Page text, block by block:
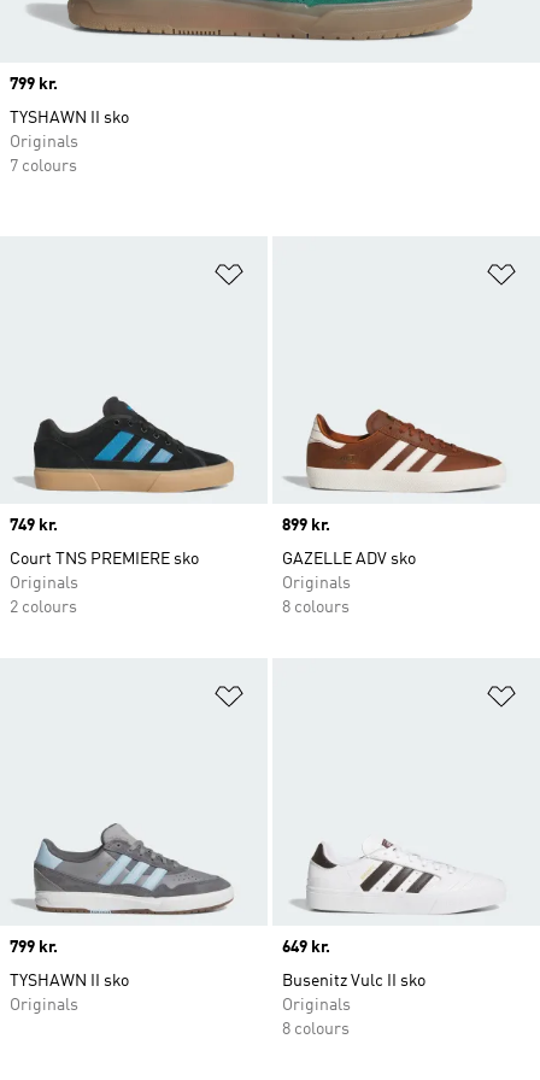
Price
749 kr.
Court TNS PREMIERE sko
Originals
2 colours
Price
899 kr.
GAZELLE ADV sko
Originals
8 colours
Price
799 kr.
TYSHAWN II sko
Originals
Price
649 kr.
Busenitz Vulc II sko
Originals
8 colours
Price
799 kr.
TYSHAWN II sko
Originals
7 colours